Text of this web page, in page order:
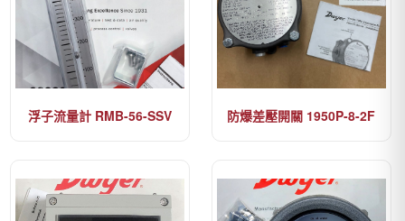
浮子流量計 RMB-56-SSV 防爆差壓開關 1950P-8-2F